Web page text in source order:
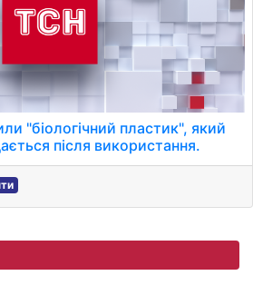
"біологічний пластик", який
після використання.